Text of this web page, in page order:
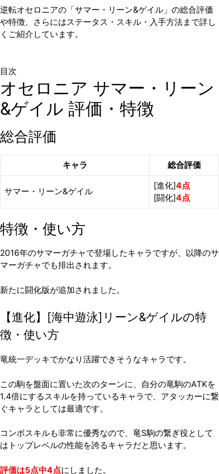
逆転オセロニアの「サマー・リーン&ゲイル」の総合評価
や特徴、さらにはステータス・スキル・入手方法まで詳し
くご紹介しています。
目次
オセロニア サマー・リーン
&ゲイル 評価・特徴
総合評価
キャラ 総合評価
サマー・リーン&ゲイル
[進化]4点
[闘化]4点
特徴・使い方
2016年のサマーガチャで登場したキャラですが、以降のサ
マーガチャでも排出されます。
新たに闘化版が追加されました。
【進化】[海中遊泳]リーン&ゲイルの特
徴・使い方
竜統一デッキでかなり活躍できそうなキャラです。
この駒を盤面に置いた次のターンに、自分の竜駒のATKを
1.4倍にするスキルを持っているキャラで、アタッカーに繋
ぐキャラとしては最適です。
コンボスキルも非常に優秀なので、竜S駒の繋ぎ役として
はトップレベルの性能を誇るキャラだと思います。
評価は5点中4点にしました。